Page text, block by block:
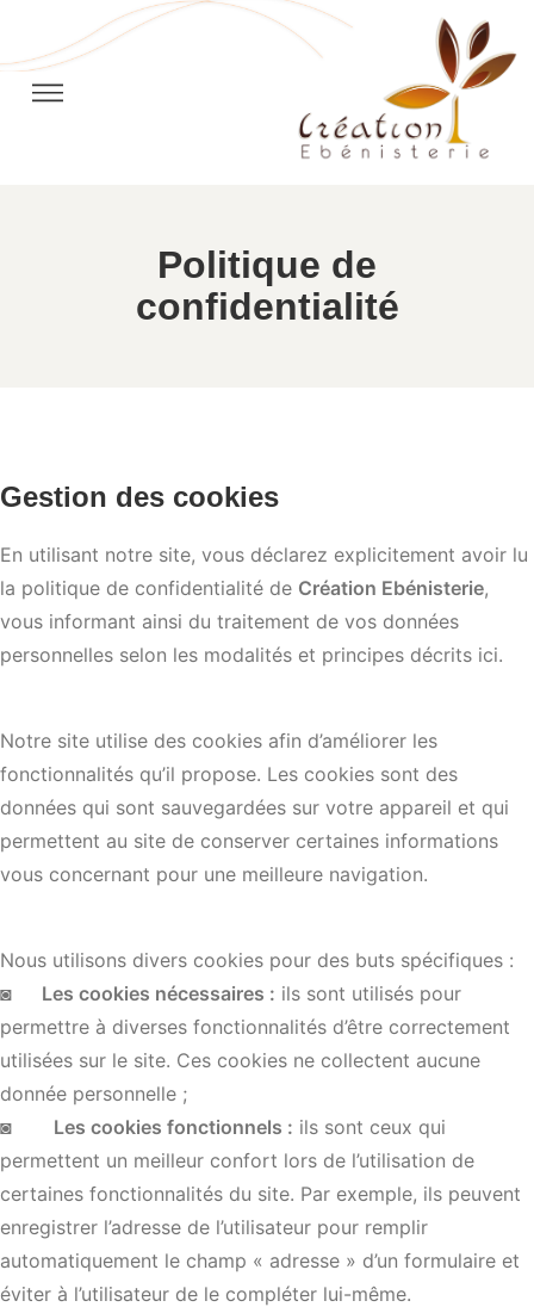
Politique de
confidentialité
Gestion des cookies
En utilisant notre site, vous déclarez explicitement avoir lu
la politique de confidentialité de Création Ebénisterie,
vous informant ainsi du traitement de vos données
personnelles selon les modalités et principes décrits ici.
Notre site utilise des cookies afin d’améliorer les
fonctionnalités qu’il propose. Les cookies sont des
données qui sont sauvegardées sur votre appareil et qui
permettent au site de conserver certaines informations
vous concernant pour une meilleure navigation.
Nous utilisons divers cookies pour des buts spécifiques :
◙ Les cookies nécessaires : ils sont utilisés pour
permettre à diverses fonctionnalités d’être correctement
utilisées sur le site. Ces cookies ne collectent aucune
donnée personnelle ;
◙ Les cookies fonctionnels : ils sont ceux qui
permettent un meilleur confort lors de l’utilisation de
certaines fonctionnalités du site. Par exemple, ils peuvent
enregistrer l’adresse de l’utilisateur pour remplir
automatiquement le champ « adresse » d’un formulaire et
éviter à l’utilisateur de le compléter lui-même.